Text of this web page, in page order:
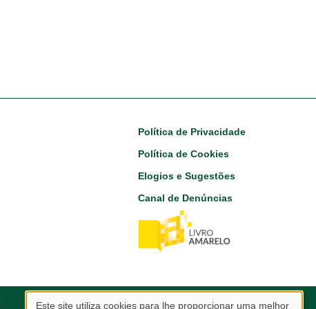
Footer
Política de Privacidade
Política de Cookies
Elogios e Sugestões
Canal de Denúncias
Este site utiliza cookies para lhe proporcionar uma melhor